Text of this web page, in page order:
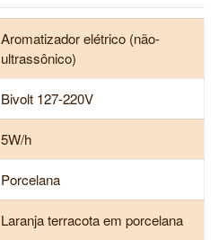
Aromatizador elétrico (não-
ultrassônico)
Bivolt 127-220V
5W/h
Porcelana
Laranja terracota em porcelana